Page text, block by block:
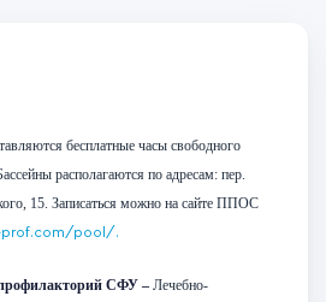
бесплатные часы свободного
располагаются по адресам: пер.
15. Записаться можно на сайте ППОС
prof.com/pool/.
профилакторий СФУ –Лечебно-